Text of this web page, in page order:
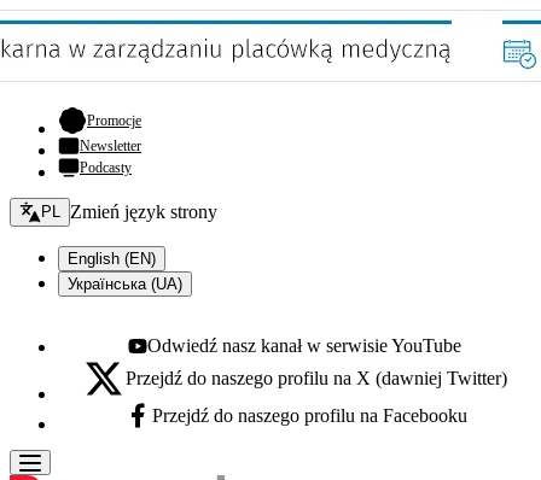
Promocje- otwiera się w nowej karcie
Newsletter
Podcasty
Zmień język - bieżący:
PL Zmień język strony
English (EN)
Українська (UA)
Youtube - otwiera się w nowej karcie
Odwiedź nasz kanał w serwisie YouTube
X - otwiera się w nowej karcie
Przejdź do naszego profilu na X (dawniej Twitter)
Facebook - otwiera się w nowej karcie
Przejdź do naszego profilu na Facebooku